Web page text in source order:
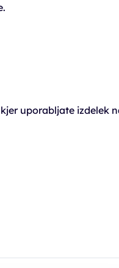
uporabljate izdelek